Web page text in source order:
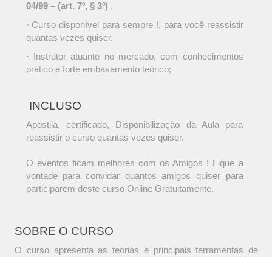
04/99 – (art. 7º, § 3º) .
· Curso disponível para sempre !, para você reassistir
quantas vezes quiser.
· Instrutor atuante no mercado, com conhecimentos
prático e forte embasamento teórico;
INCLUSO
Apostila, certificado, Disponibilização da Aula para
reassistir o curso quantas vezes quiser.
O eventos ficam melhores com os Amigos ! Fique a
vontade para convidar quantos amigos quiser para
participarem deste curso Online Gratuitamente.
SOBRE O CURSO
O curso apresenta as teorias e principais ferramentas de